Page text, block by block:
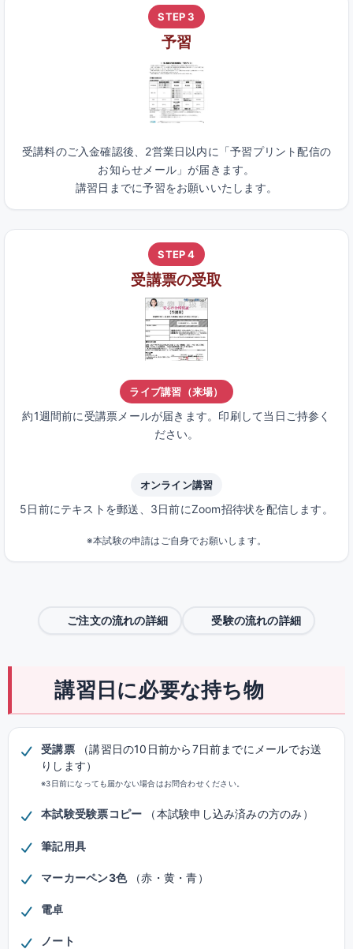
STEP 3
予習
受講料のご入金確認後、2営業日以内に「予習プリント配信の
お知らせメール」が届きます。
講習日までに予習をお願いいたします。
STEP 4
受講票の受取
ライブ講習（来場）
約1週間前に受講票メールが届きます。印刷して当日ご持参く
ださい。
オンライン講習
5日前にテキストを郵送、3日前にZoom招待状を配信します。
※本試験の申請はご自身でお願いします。
ご注文の流れの詳細 受験の流れの詳細
講習日に必要な持ち物
受講票
（講習日の10日前から7日前までにメールでお送
りします）
※3日前になっても届かない場合はお問合わせください。
本試験受験票コピー （本試験申し込み済みの方のみ）
筆記用具
マーカーペン3色 （赤・黄・青）
電卓
ノート